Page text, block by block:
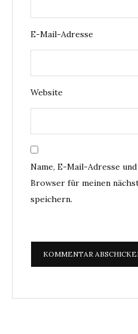
E-Mail-Adresse
Website
Name, E-Mail-Adresse
Browser für meinen
speichern.